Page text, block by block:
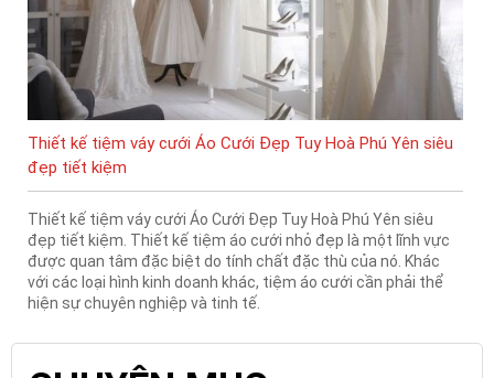
Thiết kế tiệm váy cưới Áo Cưới Đẹp Tuy Hoà Phú Yên siêu
đẹp tiết kiệm
Thiết kế tiệm váy cưới Áo Cưới Đẹp Tuy Hoà Phú Yên siêu
đẹp tiết kiệm. Thiết kế tiệm áo cưới nhỏ đẹp là một lĩnh vực
được quan tâm đặc biệt do tính chất đặc thù của nó. Khác
với các loại hình kinh doanh khác, tiệm áo cưới cần phải thể
hiện sự chuyên nghiệp và tinh tế.